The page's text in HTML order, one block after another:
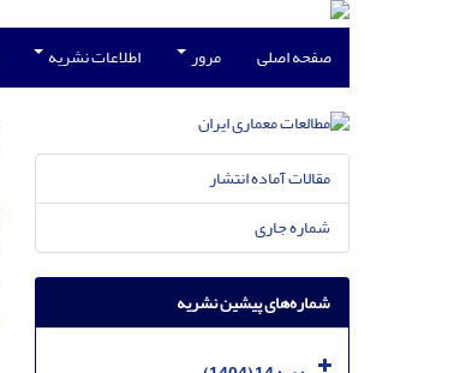
صفحه اصلی مرور اطلاعات نشریه
مقالات آماده انتشار
شماره جاری
شماره‌های پیشین نشریه